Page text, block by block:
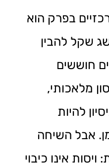
בפרק הוא
שקל להבין
חוששים
מלאכותי,
להיות
אבל השיחה
אינו כיבוי